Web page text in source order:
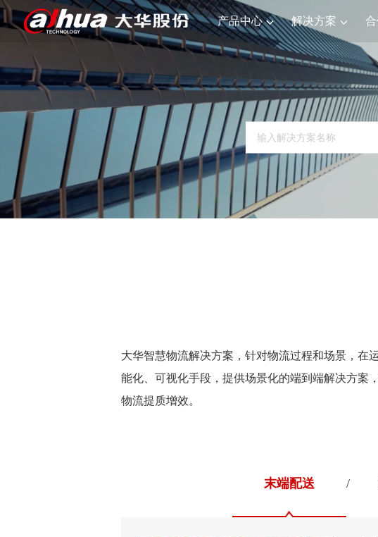
产品中心 解决方案
大华智慧物流解决方案，针对物流过程和场景，在
能化、可视化手段，提供场景化的端到端解决方案
物流提质增效。
末端配送